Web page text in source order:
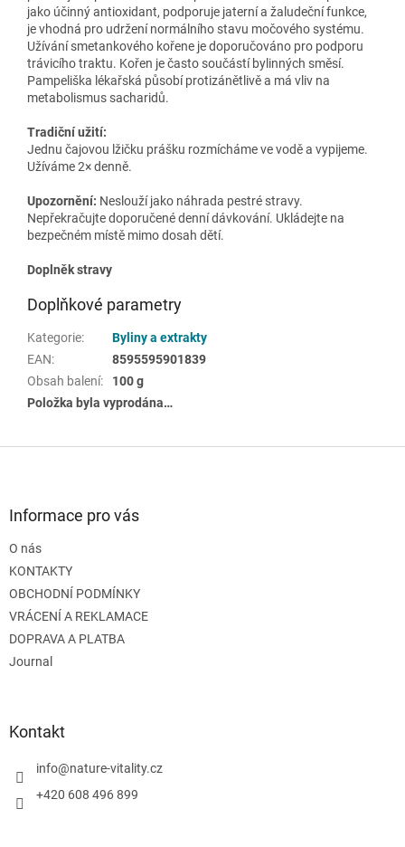
jako účinný antioxidant, podporuje jaterní a žaludeční funkce,
je vhodná pro udržení normálního stavu močového systému.
Užívání smetankového kořene je doporučováno pro podporu
trávicího traktu. Kořen je často součástí bylinných směsí.
Pampeliška lékařská působí protizánětlivě a má vliv na
metabolismus sacharidů.
Tradiční užití:
Jednu čajovou lžičku prášku rozmícháme ve vodě a vypijeme.
Užíváme 2× denně.
Upozornění: Neslouží jako náhrada pestré stravy.
Nepřekračujte doporučené denní dávkování. Ukládejte na
bezpečném místě mimo dosah dětí.
Doplněk stravy
Doplňkové parametry
Kategorie:
Byliny a extrakty
EAN:
8595595901839
Obsah balení:
100 g
Položka byla vyprodána…
Informace pro vás
O nás
KONTAKTY
OBCHODNÍ PODMÍNKY
VRÁCENÍ A REKLAMACE
DOPRAVA A PLATBA
Journal
Kontakt
info@nature-vitality.cz
+420 608 496 899